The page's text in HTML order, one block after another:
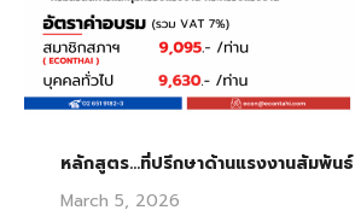
หลักสูตร…ที่ปรึกษาด้านแรงงานสัมพันธ์
March 5, 2026